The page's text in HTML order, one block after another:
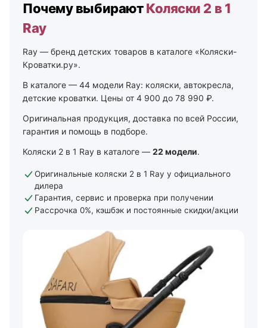
Почему выбираютКоляски 2 в 1
Ray
Ray — бренд детских товаров в каталоге «Коляски-
Кроватки.ру».
В каталоге — 44 модели Ray: коляски, автокресла,
детские кроватки. Цены от 4 900 до 78 990 ₽.
Оригинальная продукция, доставка по всей России,
гарантия и помощь в подборе.
Коляски 2 в 1 Ray в каталоге — 22 модели.
Оригинальные коляски 2 в 1 Ray у официального
дилера
Гарантия, сервис и проверка при получении
Рассрочка 0%, кэшбэк и постоянные скидки/акции